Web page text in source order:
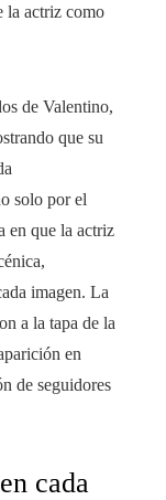
la actriz como
de Valentino,
que su
solo por el
en que la actriz
imagen. La
a la tapa de la
en
de seguidores
cada